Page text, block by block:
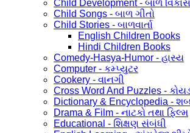
Child Development - બાળ વિકાસ
Child Songs - બાળ ગીતો
Child Stories - બાળવાર્તા
English Children Books
Hindi Children Books
Comedy-Hasya-Humor - હાસ્ય
Computer - કમ્પ્યુટર
Cookery - વાનગી
Cross Word And Puzzles -
Dictionary & Encyclopedia -
Drama & Film - નાટકો તથા ફિલ્મ
Educational - શિક્ષણ સંબંધી